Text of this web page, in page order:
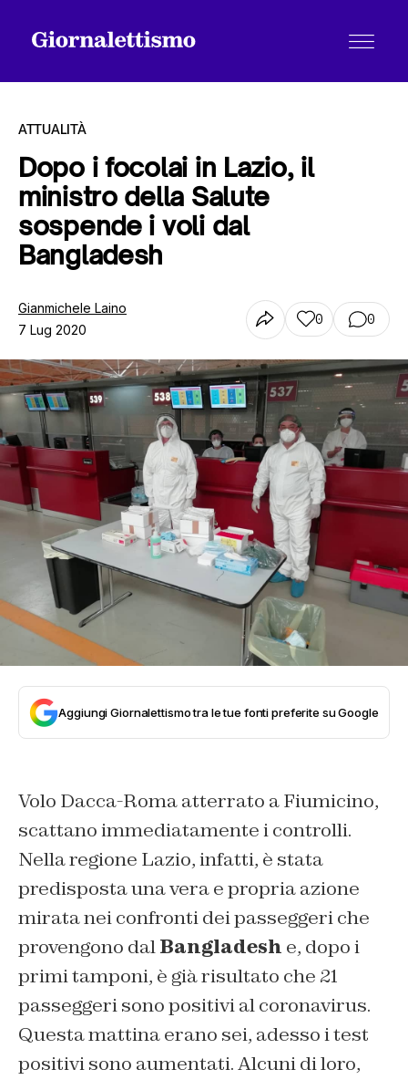
Tutti gli articoli
Chi siamo
Contatti
ATTUALITÀ
Dopo i focolai in Lazio, il
ministro della Salute
sospende i voli dal
Bangladesh
Gianmichele Laino
7 Lug 2020
0 0
Aggiungi Giornalettismo tra le tue fonti preferite su Google
Volo Dacca-Roma atterrato a Fiumicino,
scattano immediatamente i controlli.
Nella regione Lazio, infatti, è stata
predisposta una vera e propria azione
mirata nei confronti dei passeggeri che
provengono dalBangladesh e, dopo i
primi tamponi, è già risultato che 21
passeggeri sono positivi al coronavirus.
Questa mattina erano sei, adesso i test
positivi sono aumentati. Alcuni di loro,